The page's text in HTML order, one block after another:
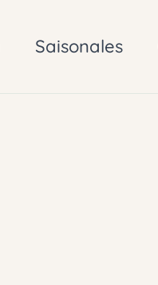
Saisonales